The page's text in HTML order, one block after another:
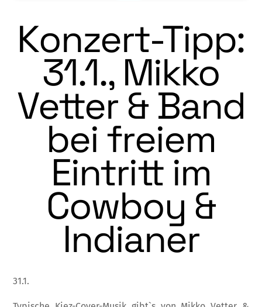
Konzert-Tipp:
31.1., Mikko
Vetter & Band
bei freiem
Eintritt im
Cowboy &
Indianer
31.1.